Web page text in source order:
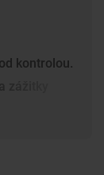
kontrolou.
zážitky